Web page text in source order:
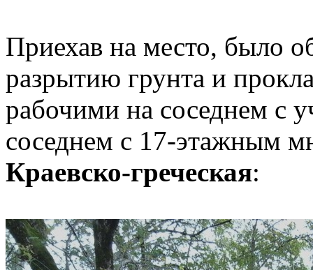
Приехав на место, было
разрытию грунта и
рабочими на соседнем с
соседнем с 17-этажным
Краевско-греческая: